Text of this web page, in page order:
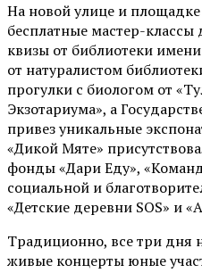
На новой улице и
бесплатные мастер-классы
квизы от библиотеки
от натуралистом
прогулки с биологом от
Экзотариума», а
привез уникальные
«Дикой Мяте»
фонды «Дари Еду»,
социальной и
«Детские деревни SOS» и
Традиционно, все три дня
живые концерты юные